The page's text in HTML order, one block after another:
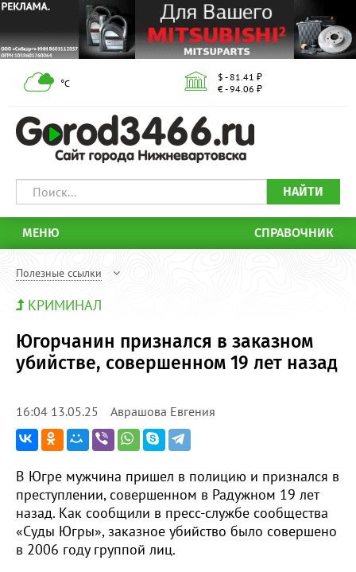
°С
$ - 81.41 ₽
€ - 94.06 ₽
НАЙТИ
МЕНЮ СПРАВОЧНИК
Полезные ссылки
КРИМИНАЛ
Югорчанин признался в заказном
убийстве, совершенном 19 лет назад
16:04 13.05.25 Аврашова Евгения
В Югре мужчина пришел в полицию и признался в
преступлении, совершенном в Радужном 19 лет
назад. Как сообщили в пресс-службе сообщества
«Суды Югры», заказное убийство было совершено
в 2006 году группой лиц.